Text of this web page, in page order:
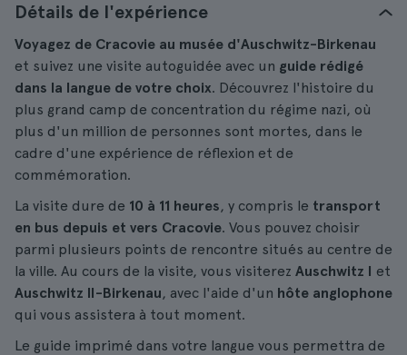
Détails de l'expérience
Voyagez de Cracovie au musée d'Auschwitz-Birkenau
et suivez une visite autoguidée avec un guide rédigé
dans la langue de votre choix. Découvrez l'histoire du
plus grand camp de concentration du régime nazi, où
plus d'un million de personnes sont mortes, dans le
cadre d'une expérience de réflexion et de
commémoration.
La visite dure de 10 à 11 heures, y compris le transport
en bus depuis et vers Cracovie. Vous pouvez choisir
parmi plusieurs points de rencontre situés au centre de
la ville. Au cours de la visite, vous visiterez Auschwitz I et
Auschwitz II-Birkenau, avec l'aide d'un hôte anglophone
qui vous assistera à tout moment.
Le guide imprimé dans votre langue vous permettra de